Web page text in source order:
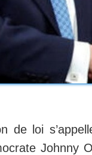
de loi
Johnny